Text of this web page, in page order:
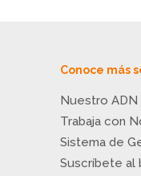
Conoce más
Nuestro ADN
Trabaja con
Sistema de
Suscríbete al